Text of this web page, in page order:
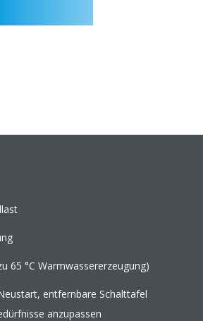
65 °C Warmwassererzeugung)
entfernbare Schalttafel
anzupassen